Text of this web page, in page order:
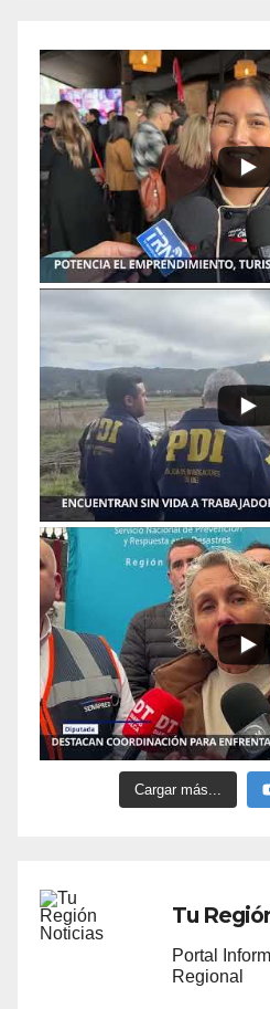
Cargar más...
Tu
Portal
Regional